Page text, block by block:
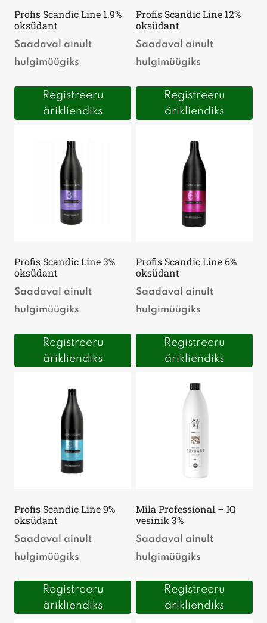
Profis Scandic Line 1.9%
oksüdant
Saadaval ainult
hulgimüügiks
Registreeru
ärikliendiks
Profis Scandic Line 12%
oksüdant
Saadaval ainult
hulgimüügiks
Registreeru
ärikliendiks
Profis Scandic Line 3%
oksüdant
Saadaval ainult
hulgimüügiks
Registreeru
ärikliendiks
Profis Scandic Line 6%
oksüdant
Saadaval ainult
hulgimüügiks
Registreeru
ärikliendiks
Profis Scandic Line 9%
oksüdant
Saadaval ainult
hulgimüügiks
Registreeru
ärikliendiks
Mila Professional – IQ
vesinik 3%
Saadaval ainult
hulgimüügiks
Registreeru
ärikliendiks